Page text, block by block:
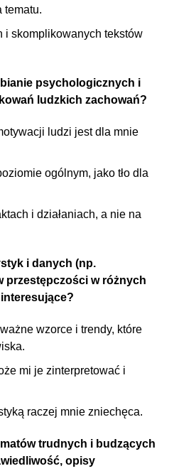
tematu.
i skomplikowanych tekstów
psychologicznych i
ludzkich zachowań?
ludzi jest dla mnie
ogólnym, jako tło dla
i działaniach, a nie na
i danych (np.
przestępczości w różnych
wzorce i trendy, które
mi je zinterpretować i
raczej mnie zniechęca.
trudnych i budzących
opisy